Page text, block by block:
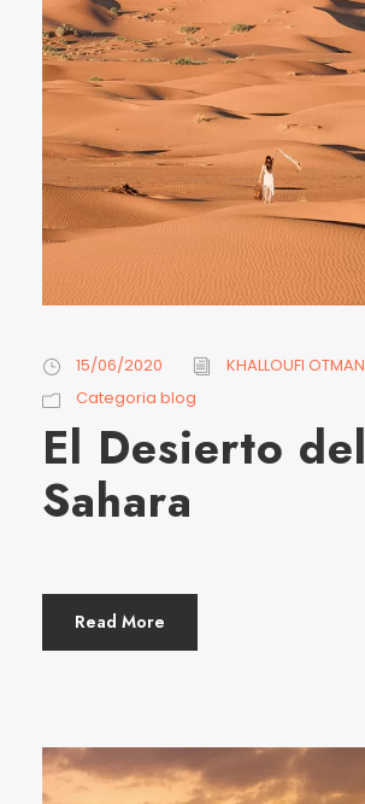
15/06/2020
KHALLOUFI OTMAN
Categoria blog
El Desierto del
Sahara
Read More